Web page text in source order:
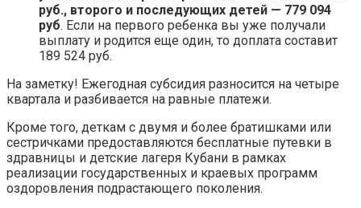
руб., второго и последующих детей — 779 094
руб. Если на первого ребенка вы уже получали
выплату и родится еще один, то доплата составит
189 524 руб.
На заметку! Ежегодная субсидия разносится на четыре
квартала и разбивается на равные платежи.
Кроме того, деткам с двумя и более братишками или
сестричками предоставляются бесплатные путевки в
здравницы и детские лагеря Кубани в рамках
реализации государственных и краевых программ
оздоровления подрастающего поколения.